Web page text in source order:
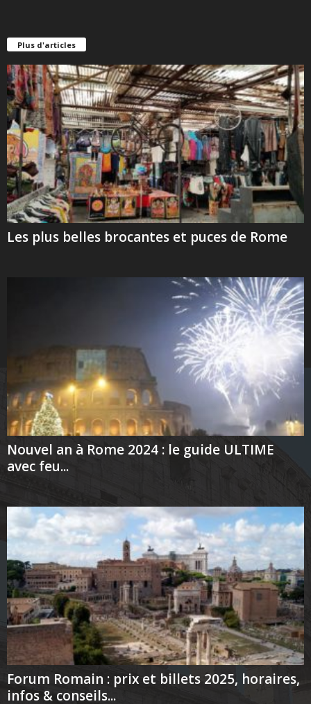
Plus d'articles
Les plus belles brocantes et puces de Rome
Nouvel an à Rome 2024 : le guide ULTIME
avec feu...
Forum Romain : prix et billets 2025, horaires,
infos & conseils...